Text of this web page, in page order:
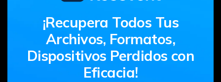
¡Recupera Todos Tus
Archivos, Formatos,
Dispositivos Perdidos con
Eficacia!